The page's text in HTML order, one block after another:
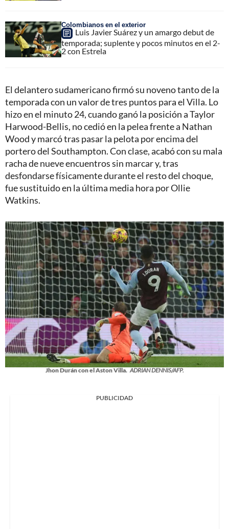
Colombianos en el exterior
Luis Javier Suárez y un amargo debut de
temporada; suplente y pocos minutos en el 2-
2 con Estrela
El delantero sudamericano firmó su noveno tanto de la
temporada con un valor de tres puntos para el Villa. Lo
hizo en el minuto 24, cuando ganó la posición a Taylor
Harwood-Bellis, no cedió en la pelea frente a Nathan
Wood y marcó tras pasar la pelota por encima del
portero del Southampton. Con clase, acabó con su mala
racha de nueve encuentros sin marcar y, tras
desfondarse físicamente durante el resto del choque,
fue sustituido en la última media hora por Ollie
Watkins.
Jhon Durán con el Aston Villa. ADRIAN DENNIS/AFP.
PUBLICIDAD